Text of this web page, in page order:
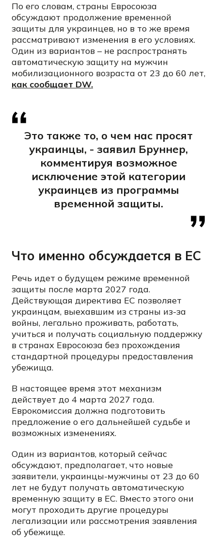
По его словам, страны Евросоюза
обсуждают продолжение временной
защиты для украинцев, но в то же время
рассматривают изменения в его условиях.
Один из вариантов – не распространять
автоматическую защиту на мужчин
мобилизационного возраста от 23 до 60 лет,
как сообщает DW.
Это также то, о чем нас просят
украинцы, - заявил Бруннер,
комментируя возможное
исключение этой категории
украинцев из программы
временной защиты.
Что именно обсуждается в ЕС
Речь идет о будущем режиме временной
защиты после марта 2027 года.
Действующая директива ЕС позволяет
украинцам, выехавшим из страны из-за
войны, легально проживать, работать,
учиться и получать социальную поддержку
в странах Евросоюза без прохождения
стандартной процедуры предоставления
убежища.
В настоящее время этот механизм
действует до 4 марта 2027 года.
Еврокомиссия должна подготовить
предложение о его дальнейшей судьбе и
возможных изменениях.
Один из вариантов, который сейчас
обсуждают, предполагает, что новые
заявители, украинцы-мужчины от 23 до 60
лет не будут получать автоматическую
временную защиту в ЕС. Вместо этого они
могут проходить другие процедуры
легализации или рассмотрения заявления
об убежище.